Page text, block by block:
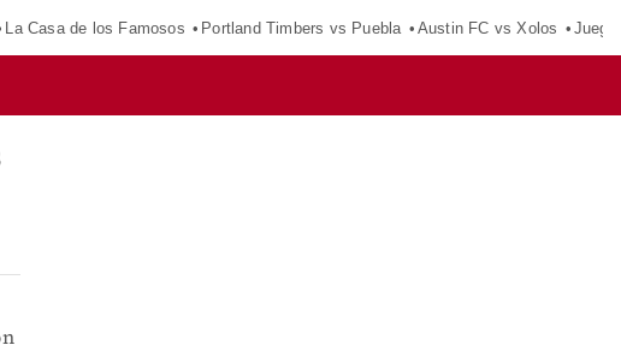
La Casa de los Famosos Portland Timbers vs Puebla Austin FC vs Xolos